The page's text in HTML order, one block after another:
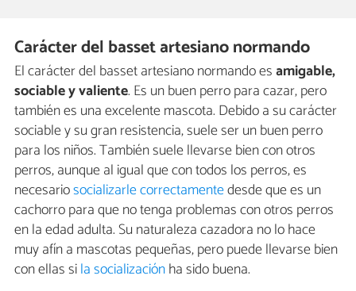
Carácter del basset artesiano normando
El carácter del basset artesiano normando esamigable,
sociable y valiente. Es un buen perro para cazar, pero
también es una excelente mascota. Debido a su carácter
sociable y su gran resistencia, suele ser un buen perro
para los niños. También suele llevarse bien con otros
perros, aunque al igual que con todos los perros, es
necesariosocializarle correctamentedesde que es un
cachorro para que no tenga problemas con otros perros
en la edad adulta. Su naturaleza cazadora no lo hace
muy afín a mascotas pequeñas, pero puede llevarse bien
con ellas sila socializaciónha sido buena.